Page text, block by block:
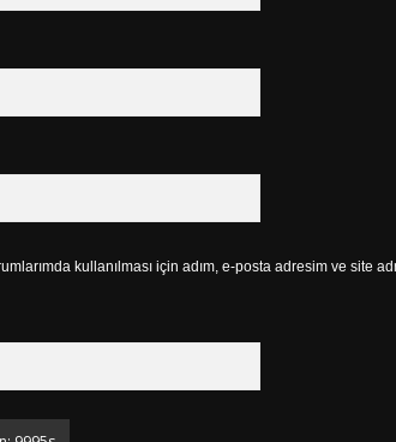
kullanılması için adım, e-posta adresim ve site